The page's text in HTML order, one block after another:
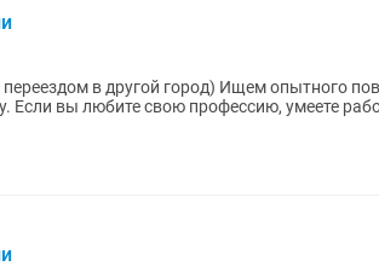
город) Ищем опытного повара европейской
Если вы любите свою профессию, умеете